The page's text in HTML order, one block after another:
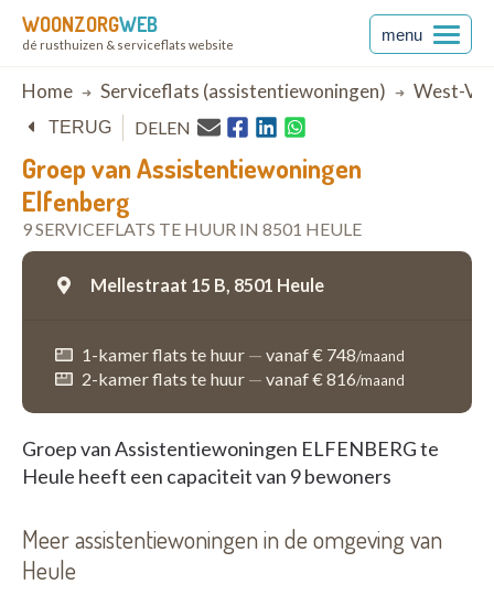
WOONZORGWEB
dé rusthuizen & serviceflats website
menu
Breadcrumb
Home Serviceflats (assistentiewoningen) West-
Groep van Assistentiewoningen
Elfenberg
9 SERVICEFLATS TE HUUR IN 8501 HEULE
TERUG DELEN
Mellestraat 15 B, 8501 Heule
1-kamer flats te huur — vanaf € 748/maand
2-kamer flats te huur — vanaf € 816/maand
Groep van Assistentiewoningen ELFENBERG te
Heule heeft een capaciteit van 9 bewoners
Meer assistentiewoningen in de omgeving van
Heule